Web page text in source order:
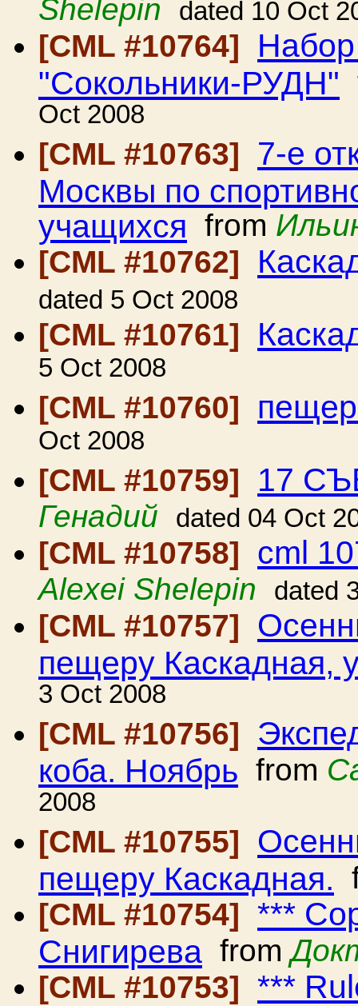
Shelepin dated 10 Oct
[CML #10764]
"Сокольники-РУДН"
Oct 2008
[CML #10763]
7-е
Москвы по
учащихся from
[CML #10762]
dated 5 Oct 2008
[CML #10761]
5 Oct 2008
[CML #10760]
Oct 2008
[CML #10759]
17
Генадий dated 04 Oct
[CML #10758] cml
Alexei Shelepin dated
[CML #10757]
пещеру Каскадная,
3 Oct 2008
[CML #10756]
коба. Ноябрь from
2008
[CML #10755]
пещеру Каскадная.
[CML #10754] ***
Снигирева from
[CML #10753] ***